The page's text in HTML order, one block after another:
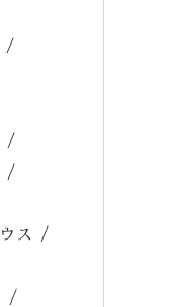
ス